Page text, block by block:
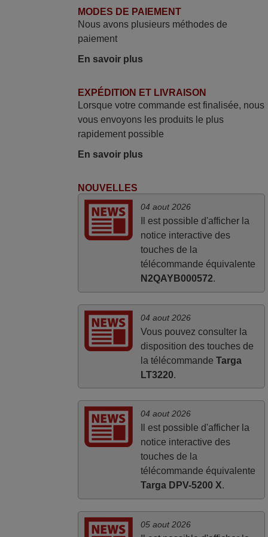
Tout bien.
Je suis très content de cet achat. Cette
télécommande est d'une efficacité
étonnante. Alors que la télécommande
d'origine ne fonctionnait plus
(probablement le LED à changer), et que
donner une seconde vie à mes deux
Panasonic haut de gamme des années
90
MODES DE PAIEMENT
Nous avons plusieurs méthodes de
paiement
En savoir plus
EXPÉDITION ET LIVRAISON
Lorsque votre commande est finalisée, nous
vous envoyons les produits le plus
rapidement possible
En savoir plus
NOUVELLES
04 aout 2026
Il est possible d'afficher la
notice interactive des
touches de la
télécommande équivalente
N2QAYB000572.
04 aout 2026
Vous pouvez consulter la
disposition des touches de
la télécommande Targa
LT3220.
04 aout 2026
Il est possible d'afficher la
notice interactive des
touches de la
télécommande équivalente
Targa DPV-5200 X.
05 aout 2026